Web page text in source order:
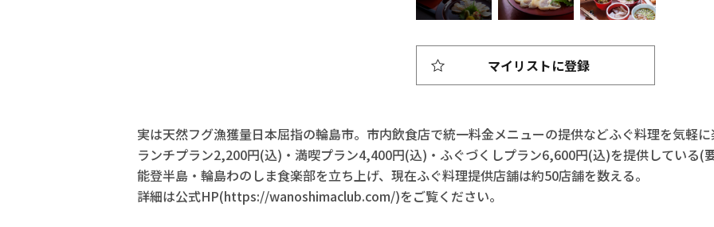
実は天然フグ漁獲量日本屈指の輪島市。市内飲食店で統一料金メニューの提供などふぐ料理を気軽
ランチプラン2,200円(込)・満喫プラン4,400円(込)・ふぐづくしプラン6,600円(込)を提供している(
能登半島・輪島わのしま食楽部を立ち上げ、現在ふぐ料理提供店舗は約50店舗を数える。
詳細は公式HP(https://wanoshimaclub.com/)をご覧ください。
マイリストに登録